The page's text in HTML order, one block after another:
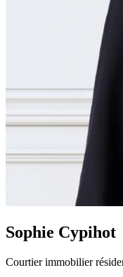
Sophie Cypihot
Courtier immobilier